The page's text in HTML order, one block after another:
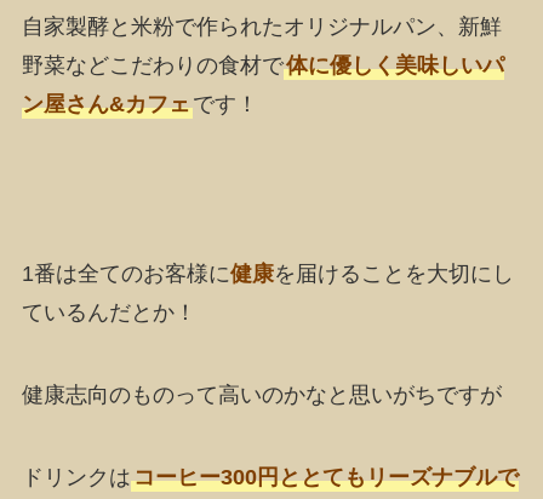
自家製酵と米粉で作られたオリジナルパン、新鮮
野菜などこだわりの食材で体に優しく美味しいパ
ン屋さん&カフェです！
1番は全てのお客様に健康を届けることを大切にし
ているんだとか！
健康志向のものって高いのかなと思いがちですが
ドリンクはコーヒー300円ととてもリーズナブルで